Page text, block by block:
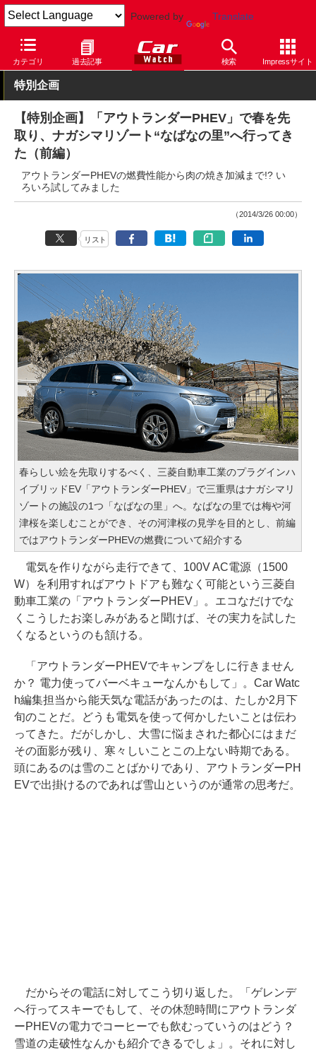
Powered by Translate
カテゴリ 過去記事 検索 Impressサイト
Car Watch 自動車 三菱自動車 アウトランダー
特別企画
【特別企画】「アウトランダーPHEV」で春を先
取り、ナガシマリゾート“なばなの里”へ行ってき
た（前編）
アウトランダーPHEVの燃費性能から肉の焼き加減まで!? い
ろいろ試してみました
（2014/3/26 00:00）
リスト
春らしい絵を先取りするべく、三菱自動車工業のプラグインハ
イブリッドEV「アウトランダーPHEV」で三重県はナガシマリ
ゾートの施設の1つ「なばなの里」へ。なばなの里では梅や河
津桜を楽しむことができ、その河津桜の見学を目的とし、前編
ではアウトランダーPHEVの燃費について紹介する
電気を作りながら走行できて、100V AC電源（1500
W）を利用すればアウトドアも難なく可能という三菱自
動車工業の「アウトランダーPHEV」。エコなだけでな
くこうしたお楽しみがあると聞けば、その実力を試した
くなるというのも頷ける。
「アウトランダーPHEVでキャンプをしに行きません
か？ 電力使ってバーベキューなんかもして」。Car Watc
h編集担当から能天気な電話があったのは、たしか2月下
旬のことだ。どうも電気を使って何かしたいことは伝わ
ってきた。だがしかし、大雪に悩まされた都心にはまだ
その面影が残り、寒々しいことこの上ない時期である。
頭にあるのは雪のことばかりであり、アウトランダーPH
EVで出掛けるのであれば雪山というのが通常の思考だ。
だからその電話に対してこう切り返した。「ゲレンデ
へ行ってスキーでもして、その休憩時間にアウトランダ
ーPHEVの電力でコーヒーでも飲むっていうのはどう？
雪道の走破性なんかも紹介できるでしょ」。それに対し